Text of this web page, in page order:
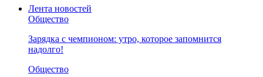
Лента новостей
Общество
Зарядка с чемпионом: утро, которое запомнится
надолго!
Общество